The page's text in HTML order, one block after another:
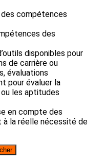
des compétences
des
disponibles pour
de carrière ou
évaluations
pour évaluer la
les aptitudes
en compte des
la réelle nécessité de